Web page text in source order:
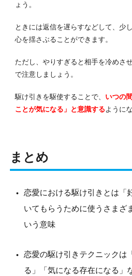
ょう。
ときには返信を遅らすなどして、少
心を揺さぶることができます。
ただし、やりすぎると相手を冷めさ
で注意しましょう。
駆け引きを駆使することで、 いつの
ことが気になる」と意識するように
まとめ
恋愛における駆け引きとは「
いてもらうために使うさまざ
いう意味
恋愛の駆け引きテクニックは
る」「気になる存在になる」